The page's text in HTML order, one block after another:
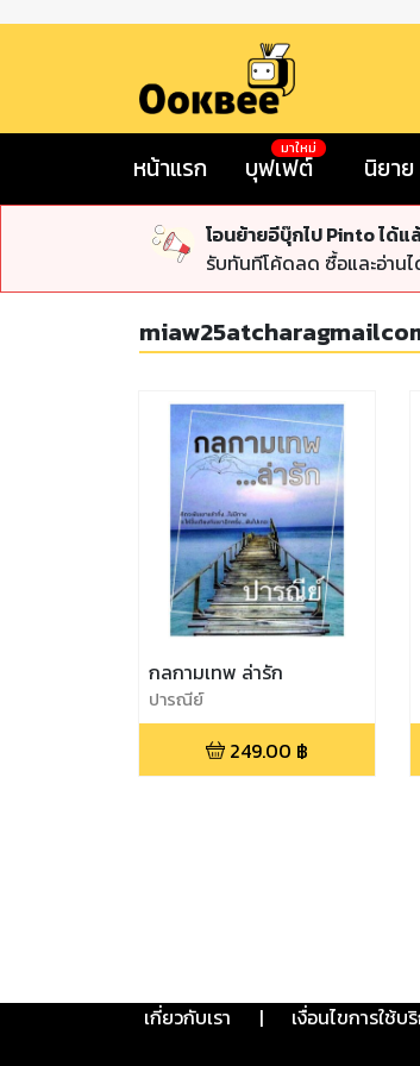
หน้าแรก บุฟเฟต์
มาใหม่
นิยาย
โอนย้ายอีบุ๊กไป Pinto ได้แ
รับทันทีโค้ดลด ซื้อและอ่าน
กลกามเทพ ล่ารัก
ปารณีย์
249.00 ฿
เกี่ยวกับเรา | เงื่อนไขการใช้บ